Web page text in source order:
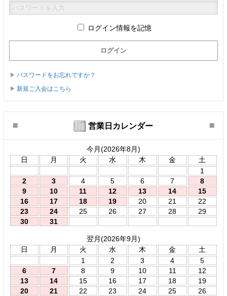
ログイン情報を記憶
パスワードをお忘れですか？
新規ご入会はこちら
営業日カレンダー
今月(2026年8月)
日
月 火 水 木 金
土
1
2
3 4 5 6 7
8
9
10 11 12 13 14
15
16
17 18 19 20 21
22
23
24 25 26 27 28
29
30
31
翌月(2026年9月)
日
月 火 水 木 金
土
1
2 3 4
5
6
7 8 9 10 11
12
13
14 15 16 17 18
19
20
21 22 23 24 25
26